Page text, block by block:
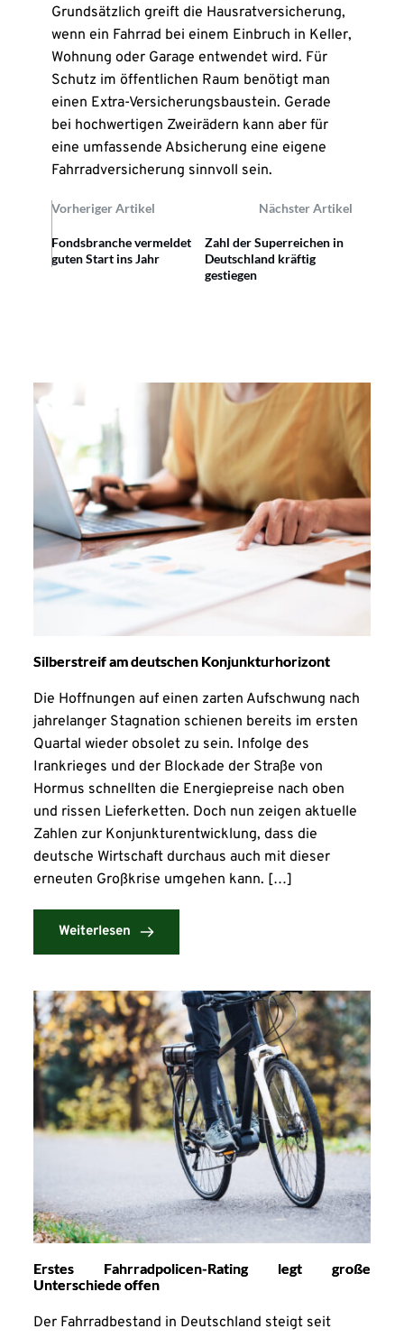
Grundsätzlich greift die Hausratversicherung,
wenn ein Fahrrad bei einem Einbruch in Keller,
Wohnung oder Garage entwendet wird. Für
Schutz im öffentlichen Raum benötigt man
einen Extra-Versicherungsbaustein. Gerade
bei hochwertigen Zweirädern kann aber für
eine umfassende Absicherung eine eigene
Fahrradversicherung sinnvoll sein.
Vorheriger Artikel Nächster Artikel
Fondsbranche vermeldet
guten Start ins Jahr
Zahl der Superreichen in
Deutschland kräftig
gestiegen
Silberstreif am deutschen Konjunkturhorizont
Die Hoffnungen auf einen zarten Aufschwung nach
jahrelanger Stagnation schienen bereits im ersten
Quartal wieder obsolet zu sein. Infolge des
Irankrieges und der Blockade der Straße von
Hormus schnellten die Energiepreise nach oben
und rissen Lieferketten. Doch nun zeigen aktuelle
Zahlen zur Konjunkturentwicklung, dass die
deutsche Wirtschaft durchaus auch mit dieser
erneuten Großkrise umgehen kann. […]
Weiterlesen
Erstes Fahrradpolicen-Rating legt große
Unterschiede offen
Der Fahrradbestand in Deutschland steigt seit